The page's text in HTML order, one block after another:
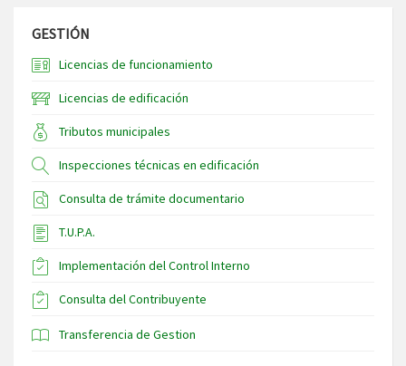
GESTIÓN
Licencias de funcionamiento
Licencias de edificación
Tributos municipales
Inspecciones técnicas en edificación
Consulta de trámite documentario
T.U.P.A.
Implementación del Control Interno
Consulta del Contribuyente
Transferencia de Gestion